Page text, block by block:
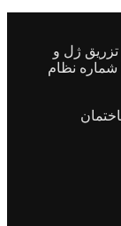
تزریق ژل و
شماره نظام
، شیشه گران،بهشتی9،ساختمان